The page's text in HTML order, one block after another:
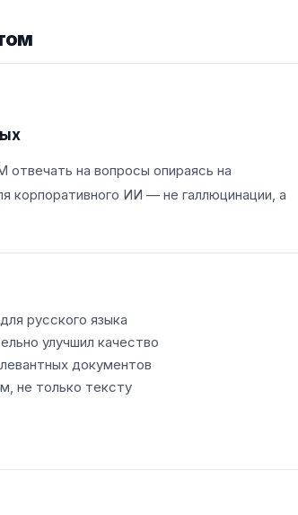
отвечать на вопросы опираясь на
корпоративного ИИ — не галлюцинации, а
русского языка
улучшил качество
документов
не только тексту